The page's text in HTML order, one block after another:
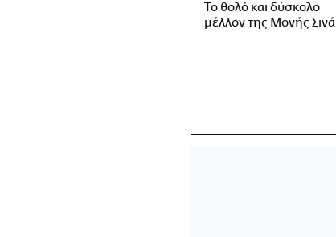
Το θολό και δύσκολο
μέλλον της Μονής Σινά